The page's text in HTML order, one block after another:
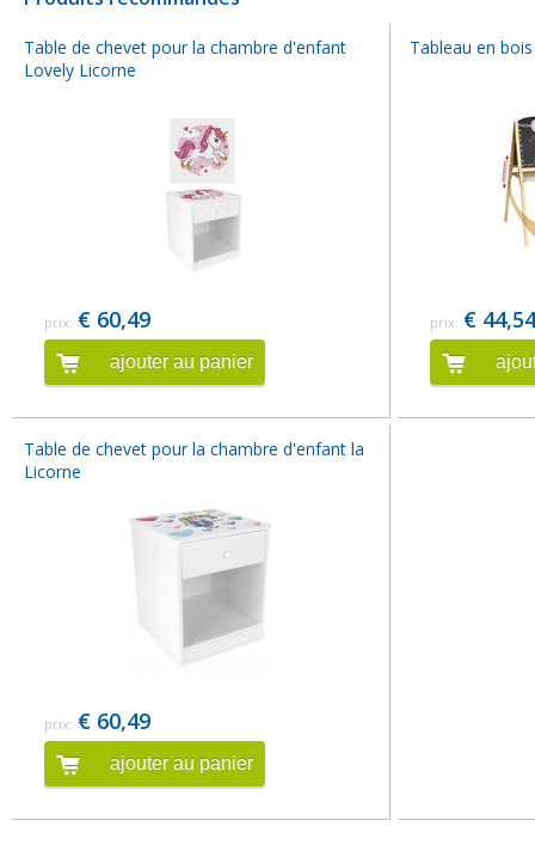
Table de chevet pour la chambre d'enfant
Lovely Licorne
prix: € 60,49
ajouter au panier
Tableau en
prix: € 44,54
Table de chevet pour la chambre d'enfant la
Licorne
prix: € 60,49
ajouter au panier